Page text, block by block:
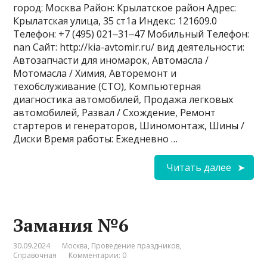
город: Москва Район: Крылатское район Адрес:
Крылатская улица, 35 ст1а Индекс: 121609.0
Телефон: +7 (495) 021‒31‒47 Мобильный Телефон:
nan Сайт: http://kia-avtomir.ru/ вид деятельности:
Автозапчасти для иномарок, Автомасла /
Мотомасла / Химия, Авторемонт и
техобслуживание (СТО), Компьютерная
диагностика автомобилей, Продажа легковых
автомобилей, Развал / Схождение, Ремонт
стартеров и генераторов, Шиномонтаж, Шины /
Диски Время работы: Ежедневно …
Читать далее
Замания №6
30.09.2024 Москва, Проведение праздников,
Справочная
Комментарии: 0